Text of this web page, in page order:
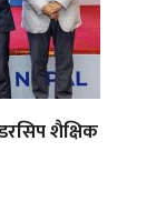
शैक्षिक